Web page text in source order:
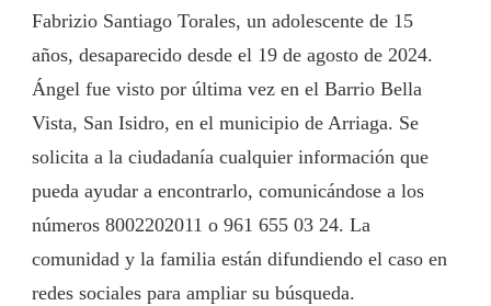
Fabrizio Santiago Torales, un adolescente de 15
años, desaparecido desde el 19 de agosto de 2024.
Ángel fue visto por última vez en el Barrio Bella
Vista, San Isidro, en el municipio de Arriaga. Se
solicita a la ciudadanía cualquier información que
pueda ayudar a encontrarlo, comunicándose a los
números 8002202011 o 961 655 03 24. La
comunidad y la familia están difundiendo el caso en
redes sociales para ampliar su búsqueda.